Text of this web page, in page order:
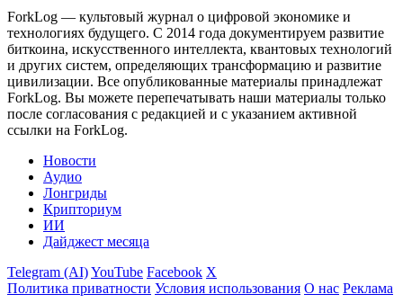
ForkLog — культовый журнал о цифровой экономике и
технологиях будущего. С 2014 года документируем развитие
биткоина, искусственного интеллекта, квантовых технологий
и других систем, определяющих трансформацию и развитие
цивилизации. Все опубликованные материалы принадлежат
ForkLog. Вы можете перепечатывать наши материалы только
после согласования с редакцией и с указанием активной
ссылки на ForkLog.
Новости
Аудио
Лонгриды
Крипториум
ИИ
Дайджест месяца
Telegram (AI)YouTube Facebook X
Политика приватности Условия использования О нас Реклама